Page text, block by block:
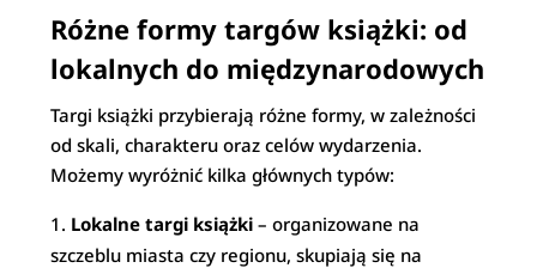
Różne formy targów książki: od
lokalnych do międzynarodowych
Targi książki przybierają różne formy, w zależności
od skali, charakteru oraz celów wydarzenia.
Możemy wyróżnić kilka głównych typów:
Lokalne targi książki – organizowane na
szczeblu miasta czy regionu, skupiają się na